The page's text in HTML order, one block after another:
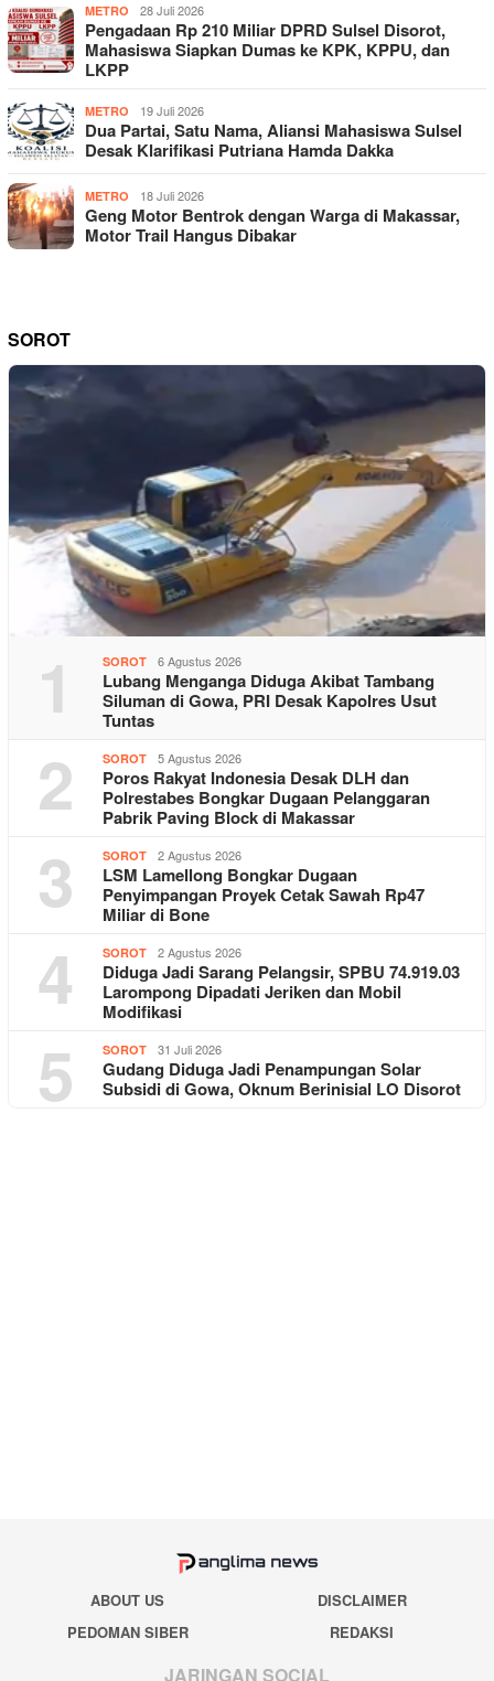
METRO 28 Juli 2026
Pengadaan Rp 210 Miliar DPRD Sulsel Disorot,
Mahasiswa Siapkan Dumas ke KPK, KPPU, dan
LKPP
METRO 19 Juli 2026
Dua Partai, Satu Nama, Aliansi Mahasiswa Sulsel
Desak Klarifikasi Putriana Hamda Dakka
METRO 18 Juli 2026
Geng Motor Bentrok dengan Warga di Makassar,
Motor Trail Hangus Dibakar
SOROT
1 SOROT 6 Agustus 2026
Lubang Menganga Diduga Akibat Tambang
Siluman di Gowa, PRI Desak Kapolres Usut
Tuntas
2 SOROT 5 Agustus 2026
Poros Rakyat Indonesia Desak DLH dan
Polrestabes Bongkar Dugaan Pelanggaran
Pabrik Paving Block di Makassar
3 SOROT 2 Agustus 2026
LSM Lamellong Bongkar Dugaan
Penyimpangan Proyek Cetak Sawah Rp47
Miliar di Bone
4 SOROT 2 Agustus 2026
Diduga Jadi Sarang Pelangsir, SPBU 74.919.03
Larompong Dipadati Jeriken dan Mobil
Modifikasi
5 SOROT 31 Juli 2026
Gudang Diduga Jadi Penampungan Solar
Subsidi di Gowa, Oknum Berinisial LO Disorot
ABOUT US
DISCLAIMER
PEDOMAN SIBER
REDAKSI
JARINGAN SOCIAL